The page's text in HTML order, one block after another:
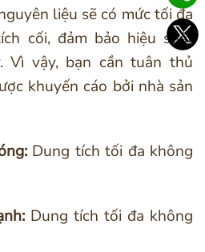
liệu sẽ có mức tối đa
cối, đảm bảo hiệu suất
Vì vậy, bạn cần tuân thủ
khuyến cáo bởi nhà sản
Dung tích tối đa không
Dung tích tối đa không